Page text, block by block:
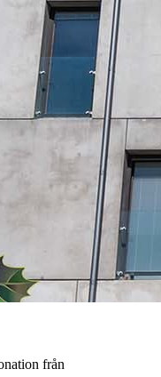
från